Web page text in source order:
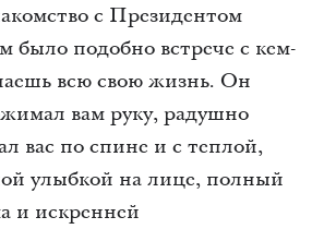
с Президентом
было подобно встрече с кем-
всю свою жизнь. Он
вам руку, радушно
вас по спине и с теплой,
улыбкой на лице, полный
и искренней